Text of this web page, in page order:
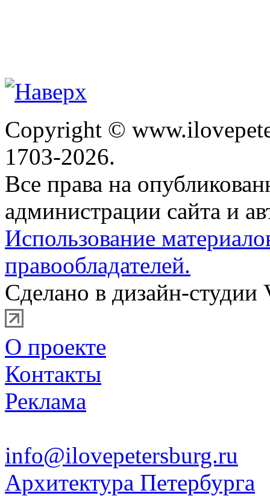
Copyright ©
1703-2026.
Все права на
администрации сайта и
Использование
правообладателей.
Сделано в дизайн-студии
О проекте
Контакты
Реклама
info@ilovepetersburg.ru
Архитектура Петербурга